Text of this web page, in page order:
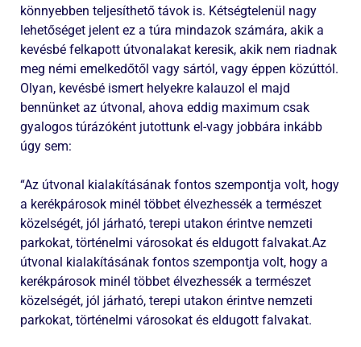
könnyebben teljesíthető távok is. Kétségtelenül nagy
lehetőséget jelent ez a túra mindazok számára, akik a
kevésbé felkapott útvonalakat keresik, akik nem riadnak
meg némi emelkedőtől vagy sártól, vagy éppen közúttól.
Olyan, kevésbé ismert helyekre kalauzol el majd
bennünket az útvonal, ahova eddig maximum csak
gyalogos túrázóként jutottunk el-vagy jobbára inkább
úgy sem:
“Az útvonal kialakításának fontos szempontja volt, hogy
a kerékpárosok minél többet élvezhessék a természet
közelségét, jól járható, terepi utakon érintve nemzeti
parkokat, történelmi városokat és eldugott falvakat.Az
útvonal kialakításának fontos szempontja volt, hogy a
kerékpárosok minél többet élvezhessék a természet
közelségét, jól járható, terepi utakon érintve nemzeti
parkokat, történelmi városokat és eldugott falvakat.